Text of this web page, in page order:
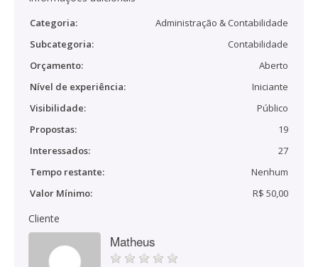
Categoria:
Administração & Contabilidade
Subcategoria:
Contabilidade
Orçamento:
Aberto
Nível de experiência:
Iniciante
Visibilidade:
Público
Propostas:
19
Interessados:
27
Tempo restante:
Nenhum
Valor Mínimo:
R$ 50,00
Cliente
Matheus